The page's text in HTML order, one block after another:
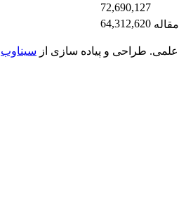
72,690,127
64,312,620
علمی. طراحی و پیاده سازی از سیناوب